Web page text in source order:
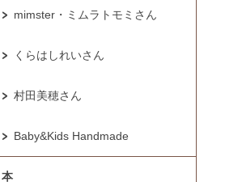
mimster・ミムラトモミさん
くらはしれいさん
村田美穂さん
Baby&Kids Handmade
本